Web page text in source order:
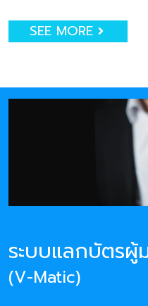
SEE MORE
ระบบแลกบัตรผู้
(V-Matic)